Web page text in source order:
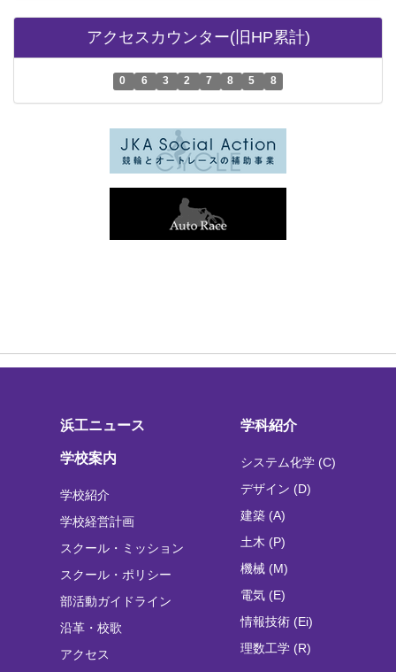
アクセスカウンター(旧HP累計)
0 6 3 2 7 8 5 8
浜工ニュース
学校案内
学校紹介
学校経営計画
スクール・ミッション
スクール・ポリシー
部活動ガイドライン
沿革・校歌
アクセス
学科紹介
システム化学 (C)
デザイン (D)
建築 (A)
土木 (P)
機械 (M)
電気 (E)
情報技術 (Ei)
理数工学 (R)